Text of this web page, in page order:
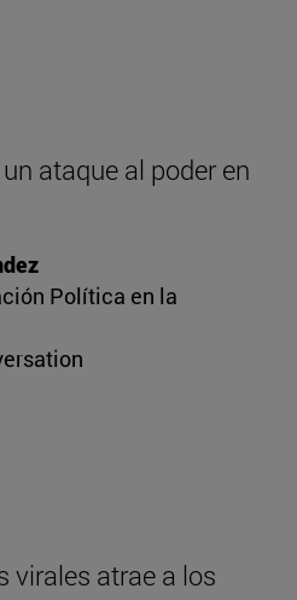
ataque al poder en
Política en la
virales atrae a los